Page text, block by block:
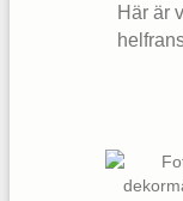
Här är